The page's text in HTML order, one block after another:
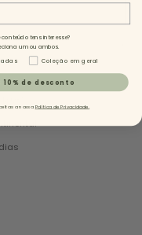
conteúdo tens interesse?
um ou ambos.
- NL
Coleção em geral
10% de desconto
a nossa Política de Privacidade.